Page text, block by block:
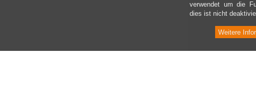
verwendet um die
dies ist nicht
Weitere